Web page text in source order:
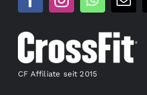
CF Affiliate seit 2015